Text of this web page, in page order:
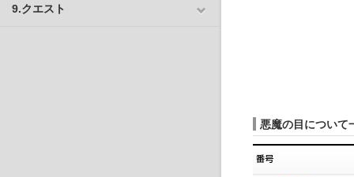
9.クエスト
悪魔の目について